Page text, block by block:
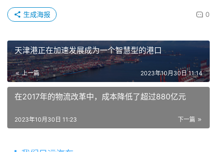
0
生成海报
天津港正在加速发展成为一个智慧型的港口
上一篇 2023年10月30日 11:14
在2017年的物流改革中，成本降低了超过880亿元
下一篇
2023年10月30日 11:23